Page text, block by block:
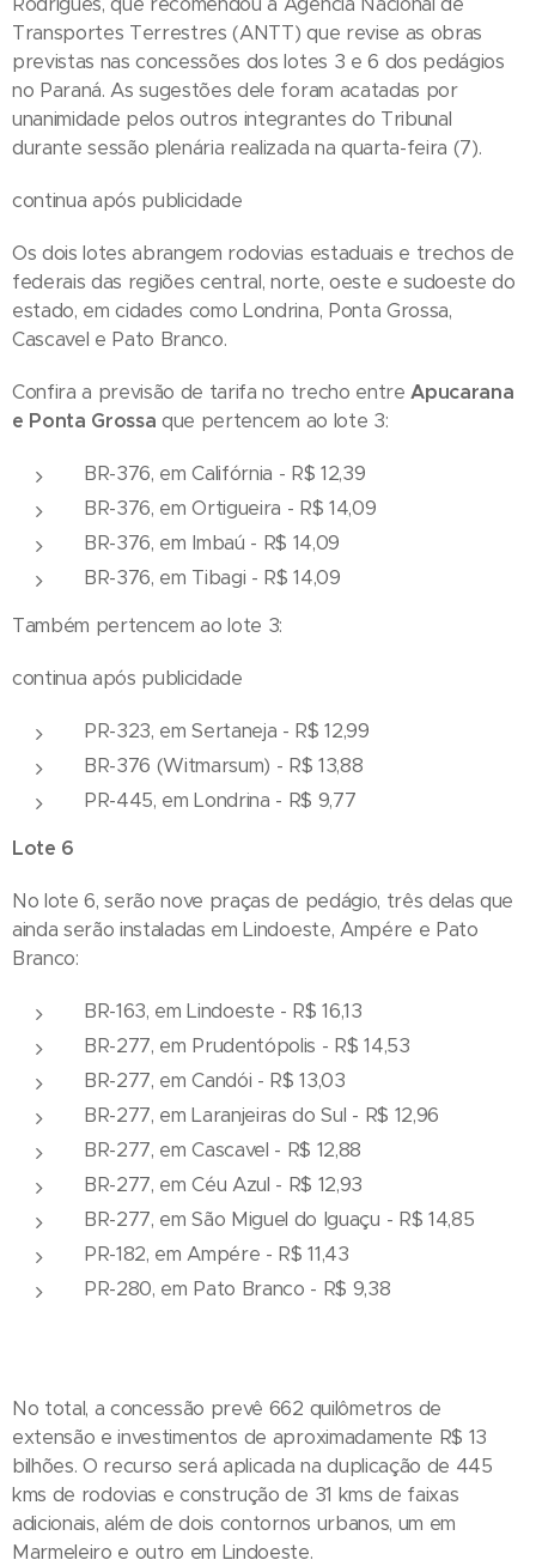
Transportes Terrestres (ANTT) que revise as obras
previstas nas concessões dos lotes 3 e 6 dos pedágios
no Paraná. As sugestões dele foram acatadas por
unanimidade pelos outros integrantes do Tribunal
durante sessão plenária realizada na quarta-feira (7).
continua após publicidade
Os dois lotes abrangem rodovias estaduais e trechos de
federais das regiões central, norte, oeste e sudoeste do
estado, em cidades como Londrina, Ponta Grossa,
Cascavel e Pato Branco.
Confira a previsão de tarifa no trecho entreApucarana
e Ponta Grossaque pertencem ao lote 3:
BR-376, em Califórnia - R$ 12,39
BR-376, em Ortigueira - R$ 14,09
BR-376, em Imbaú - R$ 14,09
BR-376, em Tibagi - R$ 14,09
Também pertencem ao lote 3:
continua após publicidade
PR-323, em Sertaneja - R$ 12,99
BR-376 (Witmarsum) - R$ 13,88
PR-445, em Londrina - R$ 9,77
Lote 6
No lote 6, serão nove praças de pedágio, três delas que
ainda serão instaladas em Lindoeste, Ampére e Pato
Branco:
BR-163, em Lindoeste - R$ 16,13
BR-277, em Prudentópolis - R$ 14,53
BR-277, em Candói - R$ 13,03
BR-277, em Laranjeiras do Sul - R$ 12,96
BR-277, em Cascavel - R$ 12,88
BR-277, em Céu Azul - R$ 12,93
BR-277, em São Miguel do Iguaçu - R$ 14,85
PR-182, em Ampére - R$ 11,43
PR-280, em Pato Branco - R$ 9,38
No total, a concessão prevê 662 quilômetros de
extensão e investimentos de aproximadamente R$ 13
bilhões. O recurso será aplicada na duplicação de 445
kms de rodovias e construção de 31 kms de faixas
adicionais, além de dois contornos urbanos, um em
Marmeleiro e outro em Lindoeste.